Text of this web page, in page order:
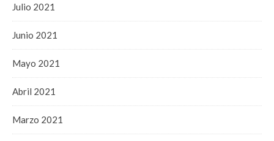
Julio 2021
Junio 2021
Mayo 2021
Abril 2021
Marzo 2021